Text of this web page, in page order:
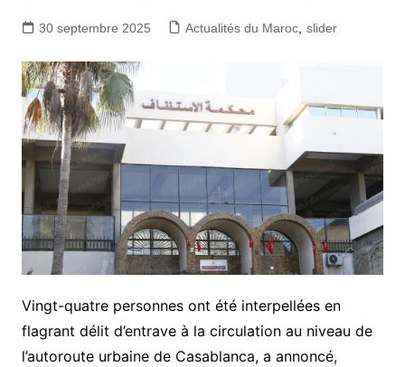
30 septembre 2025 Actualités du Maroc, slider
Vingt-quatre personnes ont été interpellées en
flagrant délit d’entrave à la circulation au niveau de
l’autoroute urbaine de Casablanca, a annoncé,